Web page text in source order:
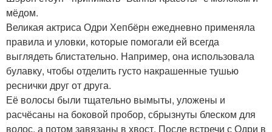
мёдом.
Великая актриса Одри Хепбёрн ежедневно применяла
правила и уловки, которые помогали ей всегда
выглядеть блистательно. Например, она использовала
булавку, чтобы отделить густо накрашенные тушью
реснички друг от друга.
Её волосы были тщательно вымыты, уложены и
расчёсаны на боковой пробор, сбрызнуты блеском для
волос, а потом завязаны в хвост. После встречи с Одри в